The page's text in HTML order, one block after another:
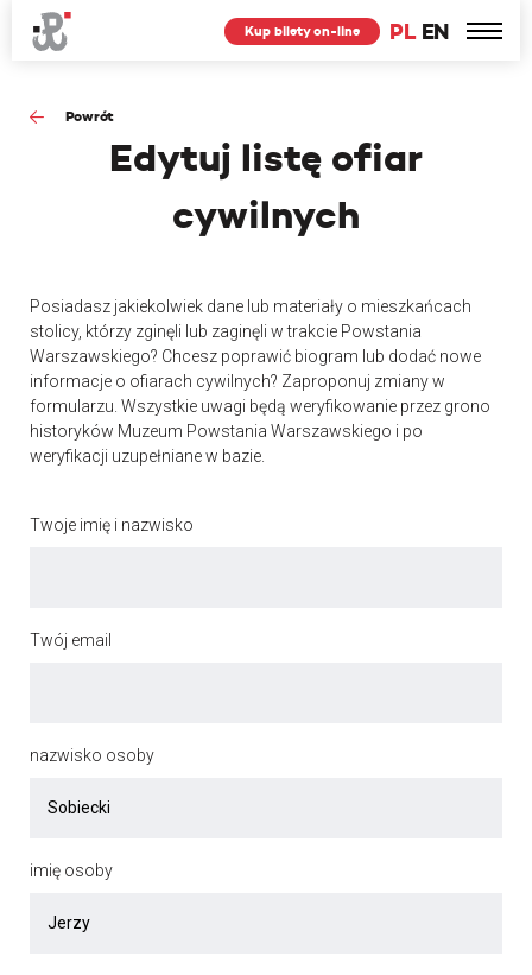
PL EN
Kup bilety on-line
Powrót
Edytuj listę ofiar
cywilnych
Posiadasz jakiekolwiek dane lub materiały o mieszkańcach
stolicy, którzy zginęli lub zaginęli w trakcie Powstania
Warszawskiego? Chcesz poprawić biogram lub dodać nowe
informacje o ofiarach cywilnych? Zaproponuj zmiany w
formularzu. Wszystkie uwagi będą weryfikowanie przez grono
historyków Muzeum Powstania Warszawskiego i po
weryfikacji uzupełniane w bazie.
Twoje imię i nazwisko
Twój email
nazwisko osoby
imię osoby